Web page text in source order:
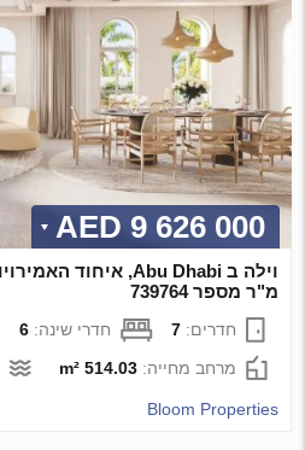
9 626 000 AED
מ"ר מספר 739764
חדרים:7 חדרי שינה:6
מרחב מחייה:514.03 m²
Bloom Properties